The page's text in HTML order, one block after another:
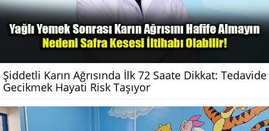
Şiddetli Karın Ağrısında İlk 72 Saate Dikkat: Tedavide
Gecikmek Hayati Risk Taşıyor